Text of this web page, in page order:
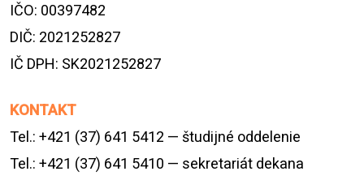
IČO: 00397482
DIČ: 2021252827
IČ DPH: SK2021252827
KONTAKT
Tel.: +421 (37) 641 5412 — študijné oddelenie
Tel.: +421 (37) 641 5410 — sekretariát dekana